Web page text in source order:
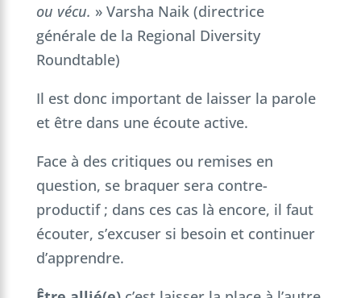
ou vécu. » Varsha Naik (directrice
générale de la Regional Diversity
Roundtable)
Il est donc important de laisser la parole
et être dans une écoute active.
Face à des critiques ou remises en
question, se braquer sera contre-
productif ; dans ces cas là encore, il faut
écouter, s’excuser si besoin et continuer
d’apprendre.